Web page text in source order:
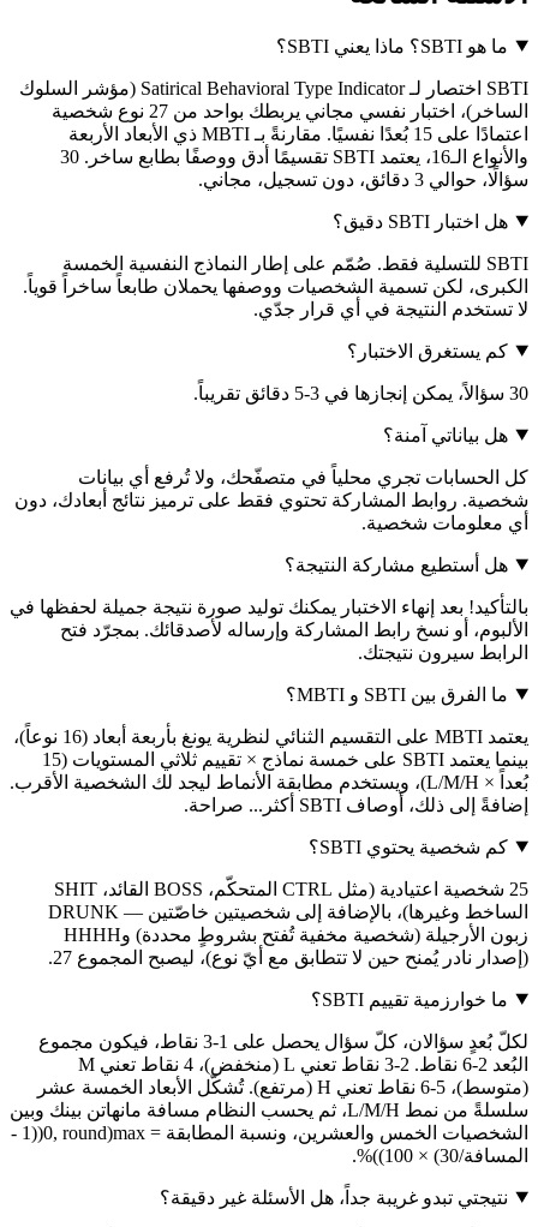
ما هو SBTI؟ ماذا يعني SBTI؟
SBTI اختصار لـ Satirical Behavioral Type Indicator (مؤشر السلوك
الساخر)، اختبار نفسي مجاني يربطك بواحد من 27 نوع شخصية
اعتمادًا على 15 بُعدًا نفسيًا. مقارنةً بـ MBTI ذي الأبعاد الأربعة
والأنواع الـ16، يعتمد SBTI تقسيمًا أدق ووصفًا بطابع ساخر. 30
سؤالًا، حوالي 3 دقائق، دون تسجيل، مجاني.
هل اختبار SBTI دقيق؟
SBTI للتسلية فقط. صُمّم على إطار النماذج النفسية الخمسة
الكبرى، لكن تسمية الشخصيات ووصفها يحملان طابعاً ساخراً قوياً.
لا تستخدم النتيجة في أي قرار جدّي.
كم يستغرق الاختبار؟
30 سؤالاً، يمكن إنجازها في 3-5 دقائق تقريباً.
هل بياناتي آمنة؟
كل الحسابات تجري محلياً في متصفّحك، ولا تُرفع أي بيانات
شخصية. روابط المشاركة تحتوي فقط على ترميز نتائج أبعادك، دون
أي معلومات شخصية.
هل أستطيع مشاركة النتيجة؟
بالتأكيد! بعد إنهاء الاختبار يمكنك توليد صورة نتيجة جميلة لحفظها في
الألبوم، أو نسخ رابط المشاركة وإرساله لأصدقائك. بمجرّد فتح
الرابط سيرون نتيجتك.
ما الفرق بين SBTI و MBTI؟
يعتمد MBTI على التقسيم الثنائي لنظرية يونغ بأربعة أبعاد (16 نوعاً)،
بينما يعتمد SBTI على خمسة نماذج × تقييم ثلاثي المستويات (15
بُعداً × L/M/H)، ويستخدم مطابقة الأنماط ليجد لك الشخصية الأقرب.
إضافةً إلى ذلك، أوصاف SBTI أكثر... صراحة.
كم شخصية يحتوي SBTI؟
25 شخصية اعتيادية (مثل CTRL المتحكّم، BOSS القائد، SHIT
الساخط وغيرها)، بالإضافة إلى شخصيتين خاصّتين — DRUNK
زبون الأرجيلة (شخصية مخفية تُفتح بشروطٍ محددة) وHHHH
(إصدار نادر يُمنح حين لا تتطابق مع أيّ نوع)، ليصبح المجموع 27.
ما خوارزمية تقييم SBTI؟
لكلّ بُعدٍ سؤالان، كلّ سؤال يحصل على 1-3 نقاط، فيكون مجموع
البُعد 2-6 نقاط. 2-3 نقاط تعني L (منخفض)، 4 نقاط تعني M
(متوسط)، 5-6 نقاط تعني H (مرتفع). تُشكّل الأبعاد الخمسة عشر
سلسلةً من نمط L/M/H، ثم يحسب النظام مسافة مانهاتن بينك وبين
الشخصيات الخمس والعشرين، ونسبة المطابقة = max(0, round((1 -
المسافة/30) × 100))%.
نتيجتي تبدو غريبة جداً، هل الأسئلة غير دقيقة؟